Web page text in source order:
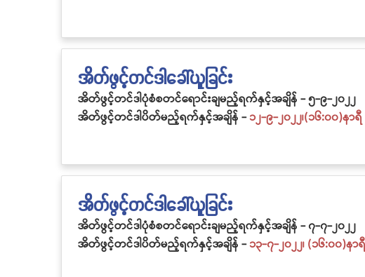
အိတ်ဖွင့်တင်ဒါခေါ်ယူခြင်း
အိတ်ဖွင့်တင်ဒါပုံစံစတင်ရောင်းချမည့်ရက်နှင့်အချိန် -၅-၉-၂၀၂၂
အိတ်ဖွင့်တင်ဒါပိတ်မည့်ရက်နှင့်အချိန် -၁၂-၉-၂၀၂၂၊(၁၆:၀၀)နာရီ
အိတ်ဖွင့်တင်ဒါခေါ်ယူခြင်း
အိတ်ဖွင့်တင်ဒါပုံစံစတင်ရောင်းချမည့်ရက်နှင့်အချိန် -၇-၇-၂၀၂၂
အိတ်ဖွင့်တင်ဒါပိတ်မည့်ရက်နှင့်အချိန် -၁၃-၇-၂၀၂၂၊ (၁၆:၀၀)နာရီ